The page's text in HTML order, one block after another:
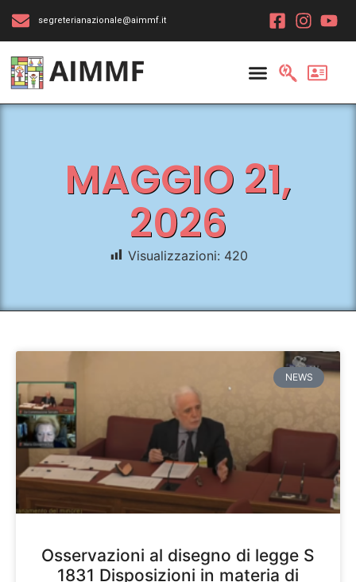
segreterianazionale@aimmf.it
MAGGIO 21,
2026
Visualizzazioni: 420
NEWS
Osservazioni al disegno di legge S
1831 Disposizioni in materia di